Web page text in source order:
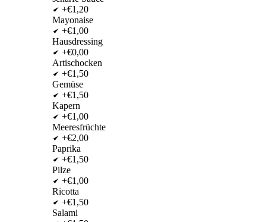
+€1,20
Mayonaise
+€1,00
Hausdressing
+€0,00
Artischocken
+€1,50
Gemüse
+€1,50
Kapern
+€1,00
Meeresfrüchte
+€2,00
Paprika
+€1,50
Pilze
+€1,00
Ricotta
+€1,50
Salami